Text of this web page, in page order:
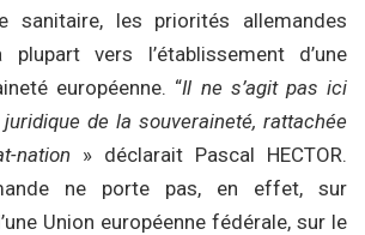
les priorités allemandes
vers l’établissement d’une
européenne. “Il ne s’agit pas ici
juridique de la souveraineté, rattachée
nation » déclarait Pascal HECTOR.
ne porte pas, en effet, sur
Union européenne fédérale, sur le